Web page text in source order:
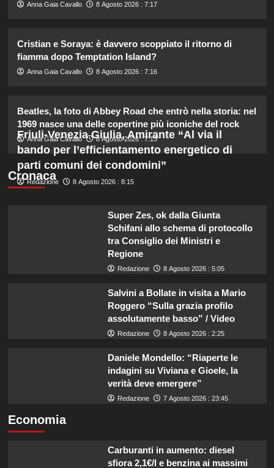
finita la relazione con Alessio Pilli
sorella in Costa Smeralda: momenti
Il midi dress azzurro di Harriet
Phillips: l’eleganza estiva che non
dimenticherò mai.
faccio fatica a ritrovare me stesso”
Anna Gaia Cavallo 8 Agosto 2026 : 7:17
Cristian e Soraya: è davvero scoppiato il ritorno di
fiamma dopo Temptation Island?
Anna Gaia Cavallo 8 Agosto 2026 : 7:16
Beatles, la foto di Abbey Road che entrò nella storia: nel
1969 nasce una delle copertine più iconiche del rock
Anna Gaia Cavallo 8 Agosto 2026 : 7:13
Cronaca
Friuli-Venezia Giulia, Amirante “Al via il
bando per l’efficientamento energetico di
parti comuni dei condomini”
Redazione 8 Agosto 2026 : 8:15
Super Zes, ok dalla Giunta
Schifani allo schema di protocollo
tra Consiglio dei Ministri e
Regione
Redazione 8 Agosto 2026 : 5:05
Salvini a Bollate in visita a Mario
Roggero “Sulla grazia profilo
assolutamente basso” / Video
Redazione 8 Agosto 2026 : 2:25
Daniele Mondello: “Riaperte le
indagini su Viviana e Gioele, la
verità deve emergere”
Redazione 7 Agosto 2026 : 23:45
Economia
Carburanti in aumento: diesel
sfiora 2,1€/l e benzina ai massimi